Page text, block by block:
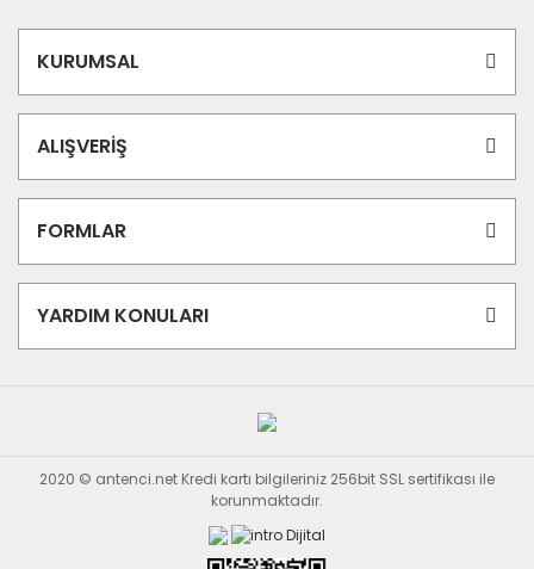
KURUMSAL
ALIŞVERİŞ
FORMLAR
YARDIM KONULARI
2020 © antenci.net Kredi kartı bilgileriniz 256bit SSL sertifikası ile
korunmaktadır.